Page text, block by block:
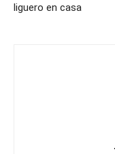
liguero en casa